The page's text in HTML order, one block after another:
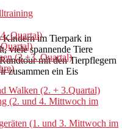
Quartal)
(2.+3. Quartal)
Walken (2. + 3.Quartal)
(2. und 4. Mittwoch im
(1. und 3. Mittwoch im
im Tierpark in
viele spannende Tiere
mit den Tierpflegern
zusammen ein Eis